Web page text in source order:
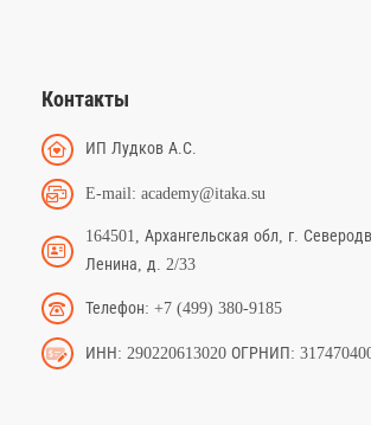
Контакты
ИП Лудков А.С.
E-mail: academy@itaka.su
164501, Архангельская обл, г.
Ленина, д. 2/33
Телефон: +7 (499) 380-9185
ИНН: 290220613020 ОГРНИП: